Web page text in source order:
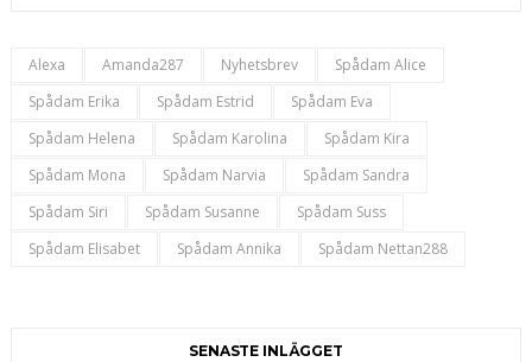
Alexa Amanda287 Nyhetsbrev
Spådam Alice
Spådam Erika
Spådam Estrid
Spådam Eva
Spådam Helena
Spådam Karolina
Spådam Kira
Spådam Mona
Spådam Narvia
Spådam Sandra
Spådam Siri
Spådam Susanne
Spådam Suss
Spådam Elisabet
Spådam Annika Spådam Nettan288
SENASTE INLÄGGET